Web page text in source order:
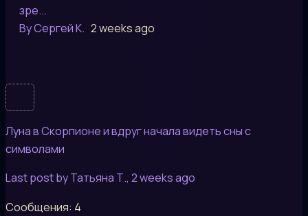
зре...
By Сергей К. 2 weeks ago
Луна в Скорпионе и вдруг начала видеть сны с
символами
Last post by Татьяна Т., 2 weeks ago
Сообщения: 4